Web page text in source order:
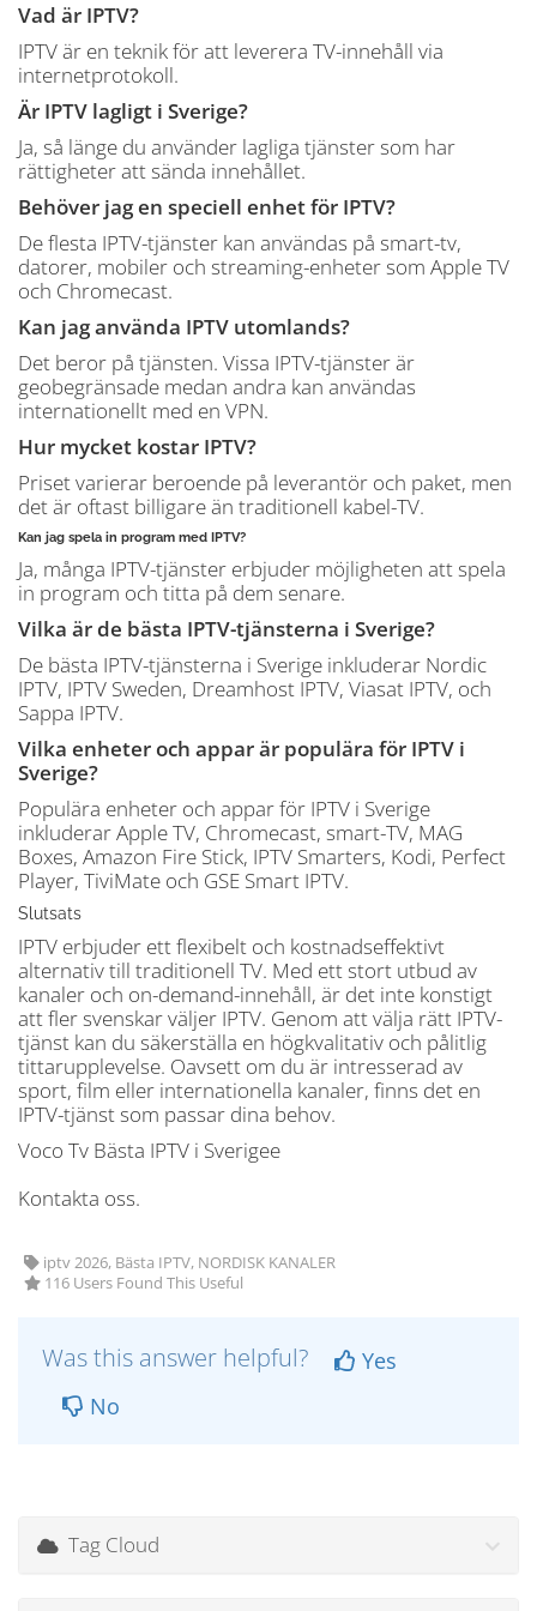
Vad är IPTV?
IPTV är en teknik för att leverera TV-innehåll via
internetprotokoll.
Är IPTV lagligt i Sverige?
Ja, så länge du använder lagliga tjänster som har
rättigheter att sända innehållet.
Behöver jag en speciell enhet för IPTV?
De flesta IPTV-tjänster kan användas på smart-tv,
datorer, mobiler och streaming-enheter som Apple TV
och Chromecast.
Kan jag använda IPTV utomlands?
Det beror på tjänsten. Vissa IPTV-tjänster är
geobegränsade medan andra kan användas
internationellt med en VPN.
Hur mycket kostar IPTV?
Priset varierar beroende på leverantör och paket, men
det är oftast billigare än traditionell kabel-TV.
Kan jag spela in program med IPTV?
Ja, många IPTV-tjänster erbjuder möjligheten att spela
in program och titta på dem senare.
Vilka är de bästa IPTV-tjänsterna i Sverige?
De bästa IPTV-tjänsterna i Sverige inkluderar Nordic
IPTV, IPTV Sweden, Dreamhost IPTV, Viasat IPTV, och
Sappa IPTV.
Vilka enheter och appar är populära för IPTV i
Sverige?
Populära enheter och appar för IPTV i Sverige
inkluderar Apple TV, Chromecast, smart-TV, MAG
Boxes, Amazon Fire Stick, IPTV Smarters, Kodi, Perfect
Player, TiviMate och GSE Smart IPTV.
Slutsats
IPTV erbjuder ett flexibelt och kostnadseffektivt
alternativ till traditionell TV. Med ett stort utbud av
kanaler och on-demand-innehåll, är det inte konstigt
att fler svenskar väljer IPTV. Genom att välja rätt IPTV-
tjänst kan du säkerställa en högkvalitativ och pålitlig
tittarupplevelse. Oavsett om du är intresserad av
sport, film eller internationella kanaler, finns det en
IPTV-tjänst som passar dina behov.
Voco Tv Bästa IPTV i Sverigee
Kontakta oss.
iptv 2026, Bästa IPTV, NORDISK KANALER
116 Users Found This Useful
Was this answer helpful?
Yes
No
Tag Cloud